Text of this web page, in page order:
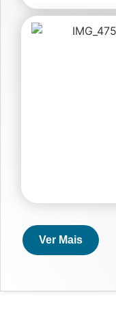
Ver Mais